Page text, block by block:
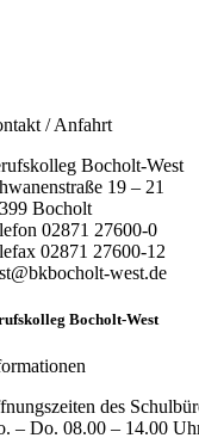
/ Anfahrt
Bocholt-West
19 – 21
Bocholt
02871 27600-0
02871 27600-12
west.de
Bocholt-West
des
– Do. 08.00 – 14.00